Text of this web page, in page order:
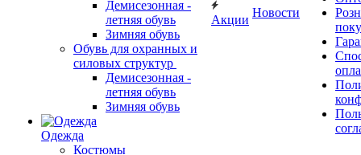
Демисезонная -
летняя обувь
Зимняя обувь
Обувь для охранных и
силовых структур
Демисезонная -
летняя обувь
Зимняя обувь
Одежда
Костюмы
Акции
Новости